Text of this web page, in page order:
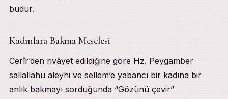
budur.
Kadınlara Bakma Meselesi
Cerîr’den rivâyet edildiğine göre Hz. Peygamber
sallallahu aleyhi ve sellem’e yabancı bir kadına bir
anlık bakmayı sorduğunda “Gözünü çevir”